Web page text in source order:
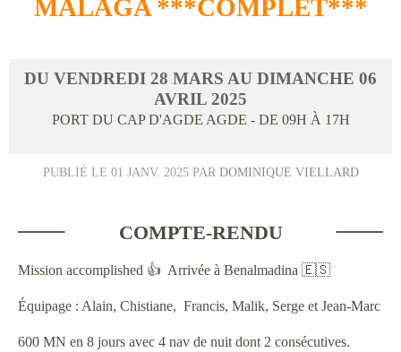
MALAGA ***COMPLET***
DU VENDREDI 28 MARS AU DIMANCHE 06
AVRIL 2025
PORT DU CAP D'AGDE AGDE - DE 09H À 17H
PUBLIÉ LE 01 JANV. 2025PAR DOMINIQUE VIELLARD
COMPTE-RENDU
Mission accomplished 👍 Arrivée à Benalmadina 🇪🇸
Équipage : Alain, Chistiane, Francis, Malik, Serge et Jean-Marc
600 MN en 8 jours avec 4 nav de nuit dont 2 consécutives.